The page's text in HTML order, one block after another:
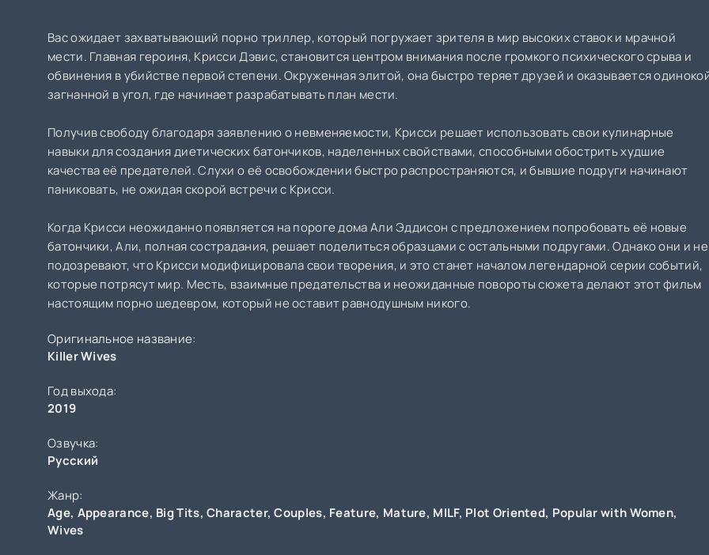
Вас ожидает захватывающий порно триллер, который погружает зрителя в мир высоких ставок и мрачной
мести. Главная героиня, Крисси Дэвис, становится центром внимания после громкого психического срыва и
обвинения в убийстве первой степени. Окруженная элитой, она быстро теряет друзей и оказывается
загнанной в угол, где начинает разрабатывать план мести.
Получив свободу благодаря заявлению о невменяемости, Крисси решает использовать свои кулинарные
навыки для создания диетических батончиков, наделенных свойствами, способными обострить худшие
качества её предателей. Слухи о её освобождении быстро распространяются, и бывшие подруги начинают
паниковать, не ожидая скорой встречи с Крисси.
Когда Крисси неожиданно появляется на пороге дома Али Эддисон с предложением попробовать её новые
батончики, Али, полная сострадания, решает поделиться образцами с остальными подругами. Однако они и не
подозревают, что Крисси модифицировала свои творения, и это станет началом легендарной серии событий,
которые потрясут мир. Месть, взаимные предательства и неожиданные повороты сюжета делают этот фильм
настоящим порно шедевром, который не оставит равнодушным никого.
Оригинальное название:
Killer Wives
Год выхода:
2019
Озвучка:
Русский
Жанр:
Age, Appearance, Big Tits,Character,Couples, Feature, Mature, MILF, Plot Oriented, Popular with Women,
Wives